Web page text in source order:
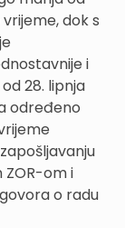
dok s
i
28. lipnja
određeno
ZOR-om i
o radu